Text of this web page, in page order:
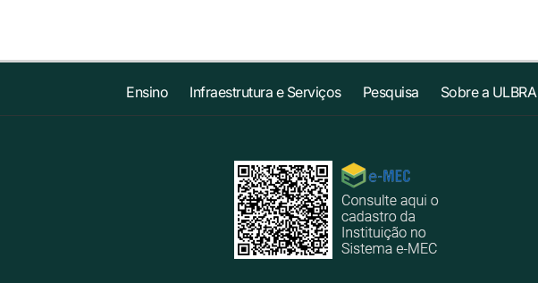
Ensino Infraestrutura e Serviços Pesquisa Sobre a ULBRA